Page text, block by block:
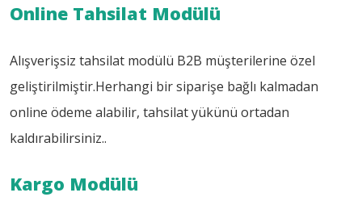
Online Tahsilat Modülü
Alışverişsiz tahsilat modülü B2B müşterilerine özel
geliştirilmiştir.Herhangi bir siparişe bağlı kalmadan
online ödeme alabilir, tahsilat yükünü ortadan
kaldırabilirsiniz..
Kargo Modülü